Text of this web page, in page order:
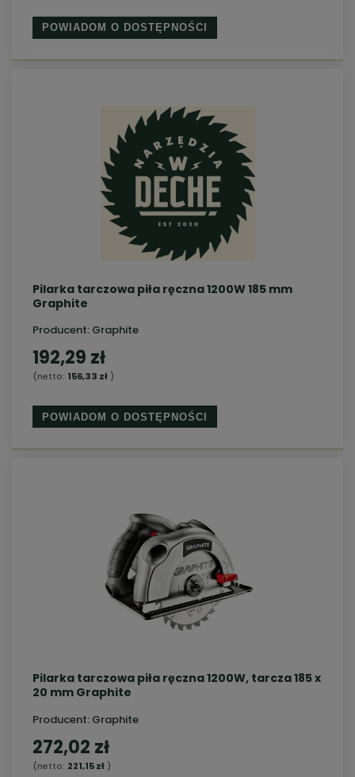
POWIADOM O DOSTĘPNOŚCI
Pilarka tarczowa piła ręczna 1200W 185 mm
Graphite
Producent: Graphite
192,29 zł
(netto: 156,33 zł)
POWIADOM O DOSTĘPNOŚCI
Pilarka tarczowa piła ręczna 1200W, tarcza 185 x
20 mm Graphite
Producent: Graphite
272,02 zł
(netto: 221,15 zł)